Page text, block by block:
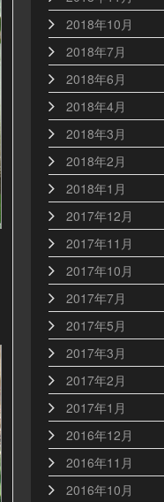
2018年10月
2018年7月
2018年6月
2018年4月
2018年3月
2018年2月
2018年1月
2017年12月
2017年11月
2017年10月
2017年7月
2017年5月
2017年3月
2017年2月
2017年1月
2016年12月
2016年11月
2016年10月